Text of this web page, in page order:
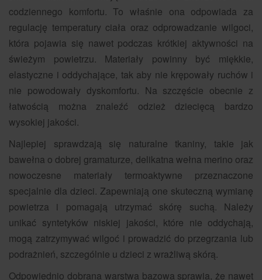
codziennego komfortu. To właśnie ona odpowiada za
regulację temperatury ciała oraz odprowadzanie wilgoci,
która pojawia się nawet podczas krótkiej aktywności na
świeżym powietrzu. Materiały powinny być miękkie,
elastyczne i oddychające, tak aby nie krępowały ruchów i
nie powodowały dyskomfortu. Na szczęście obecnie z
łatwością można znaleźć odzież dziecięcą bardzo
wysokiej jakości.
Najlepiej sprawdzają się naturalne tkaniny, takie jak
bawełna o dobrej gramaturze, delikatna wełna merino oraz
nowoczesne materiały termoaktywne przeznaczone
specjalnie dla dzieci. Zapewniają one skuteczną wymianę
powietrza i pomagają utrzymać skórę suchą. Należy
unikać syntetyków niskiej jakości, które nie oddychają,
mogą zatrzymywać wilgoć i prowadzić do przegrzania lub
podrażnień, szczególnie u dzieci z wrażliwą skórą.
Odpowiednio dobrana warstwa bazowa sprawia, że nawet